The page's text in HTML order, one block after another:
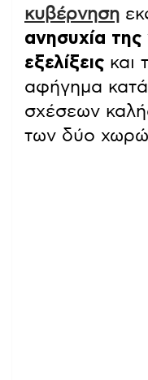
κυβέρνηση
ανησυχία της
εξελίξεις και
αφήγημα
σχέσεων
των δύο